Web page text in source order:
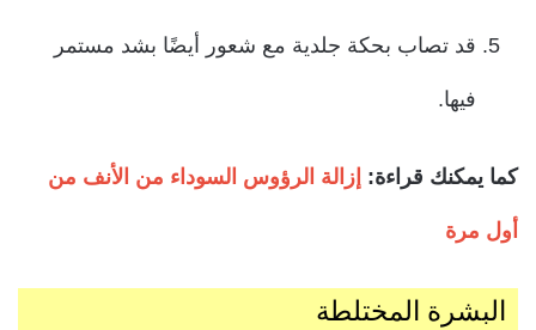
قد تصاب بحكة جلدية مع شعور أيضًا بشد مستمر
فيها.
كما يمكنك قراءة: إزالة الرؤوس السوداء من الأنف من
أول مرة
البشرة المختلطة